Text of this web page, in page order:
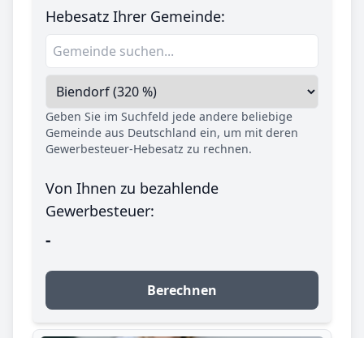
Hebesatz Ihrer Gemeinde:
Geben Sie im Suchfeld jede andere beliebige
Gemeinde aus Deutschland ein, um mit deren
Gewerbesteuer-Hebesatz zu rechnen.
Von Ihnen zu bezahlende
Gewerbesteuer:
-
Berechnen